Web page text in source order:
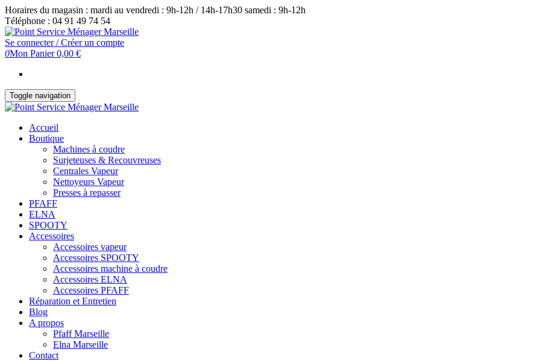
Skip
to
the
content
Horaires du magasin : mardi au vendredi : 9h-12h / 14h-17h30 samedi : 9h-12h
Téléphone : 04 91 49 74 54
Se connecter / Créer un compte
0Mon Panier0,00 €
Toggle navigation
Accueil
Boutique
Machines à coudre
Surjeteuses & Recouvreuses
Centrales Vapeur
Nettoyeurs Vapeur
Presses à repasser
PFAFF
ELNA
SPOOTY
Accessoires
Accessoires vapeur
Accessoires SPOOTY
Accessoires machine à coudre
Accessoires ELNA
Accessoires PFAFF
Réparation et Entretien
Blog
A propos
Pfaff Marseille
Elna Marseille
Contact